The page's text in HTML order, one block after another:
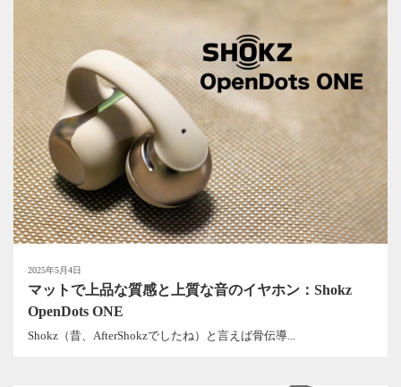
2025年5月4日
マットで上品な質感と上質な音のイヤホン：Shokz
OpenDots ONE
Shokz（昔、AfterShokzでしたね）と言えば骨伝導...